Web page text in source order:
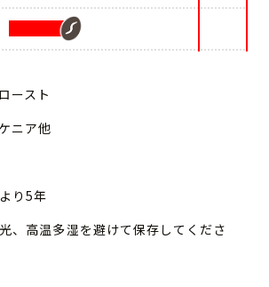
ースト
ニア他
り5年
、高温多湿を避けて保存してくださ